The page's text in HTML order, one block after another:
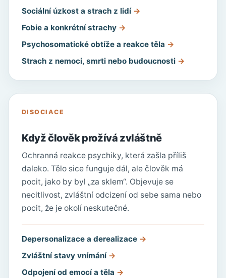
Sociální úzkost a strach z lidí
Fobie a konkrétní strachy
Psychosomatické obtíže a reakce těla
Strach z nemoci, smrti nebo budoucnosti
DISOCIACE
Když člověk prožívá zvláštně
Ochranná reakce psychiky, která zašla příliš
daleko. Tělo sice funguje dál, ale člověk má
pocit, jako by byl „za sklem“. Objevuje se
necitlivost, zvláštní odcizení od sebe sama nebo
pocit, že je okolí neskutečné.
Depersonalizace a derealizace
Zvláštní stavy vnímání
Odpojení od emocí a těla